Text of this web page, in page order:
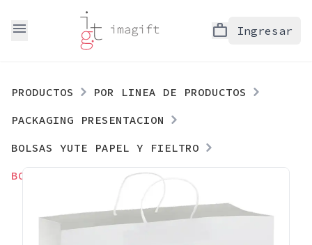
menu work Ingresar
PRODUCTOS
POR LINEA DE PRODUCTOS
PACKAGING PRESENTACION
BOLSAS YUTE PAPEL Y FIELTRO
BOLSA DE PAPEL 150G/M2